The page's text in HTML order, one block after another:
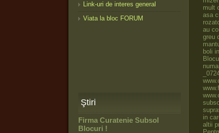
Link-uri de interes general
Viata la bloc FORUM
Ştiri
Firma Curatenie Subsol
Blocuri !